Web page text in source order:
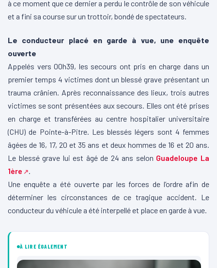
à ce moment que ce dernier a perdu le contrôle de son véhicule
et a fini sa course sur un trottoir, bondé de spectateurs.
Le conducteur placé en garde à vue, une enquête
ouverte
Appelés vers 00h39, les secours ont pris en charge dans un
premier temps 4 victimes dont un blessé grave présentant un
trauma crânien. Après reconnaissance des lieux, trois autres
victimes se sont présentées aux secours. Elles ont été prises
en charge et transférées au centre hospitalier universitaire
(CHU) de Pointe-à-Pitre. Les blessés légers sont 4 femmes
âgées de 16, 17, 20 et 35 ans et deux hommes de 16 et 20 ans.
Le blessé grave lui est âgé de 24 ans selon Guadeloupe La
1ère
.
Une enquête a été ouverte par les forces de l’ordre afin de
déterminer les circonstances de ce tragique accident. Le
conducteur du véhicule a été interpellé et place en garde à vue.
À LIRE ÉGALEMENT